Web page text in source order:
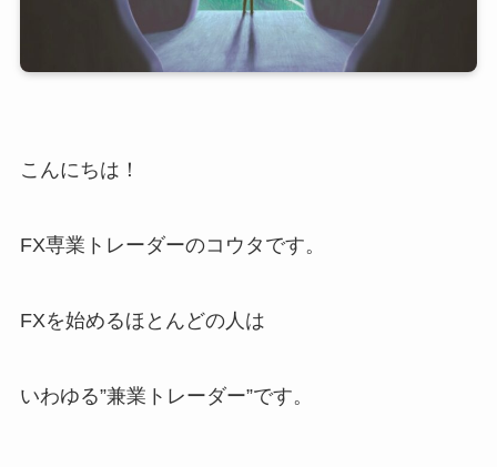
こんにちは！
FX専業トレーダーのコウタです。
FXを始めるほとんどの人は
いわゆる”兼業トレーダー”です。